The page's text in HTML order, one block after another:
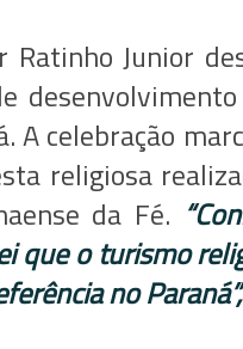
Ratinho Junior
A celebração
religiosa
da Fé.
que o turismo
no Paraná”,